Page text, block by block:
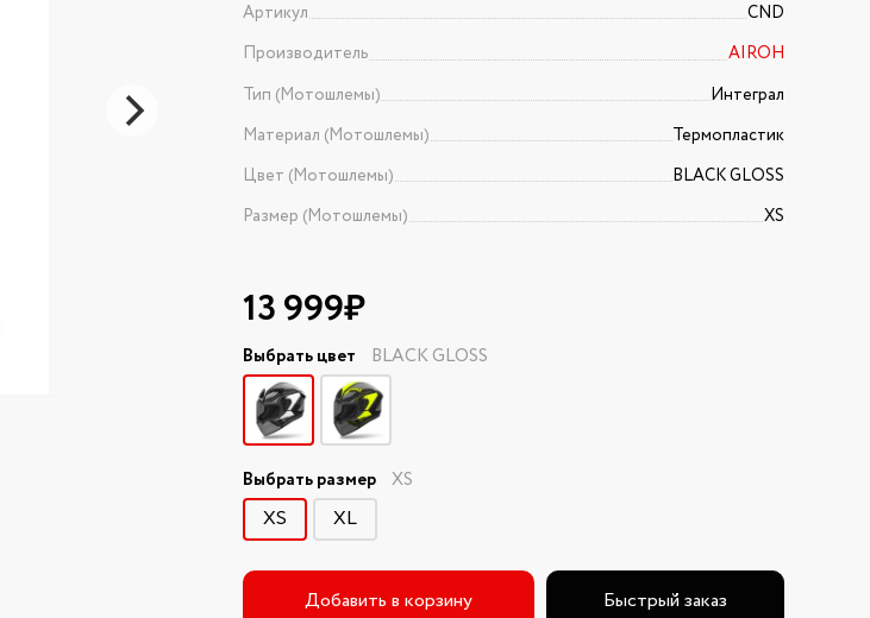
Артикул
CND
Производитель
AIROH
Тип (Мотошлемы)
Интеграл
Материал (Мотошлемы)
Термопластик
Цвет (Мотошлемы)
BLACK GLOSS
Размер (Мотошлемы)
XS
13 999₽
Выбрать цвет BLACK GLOSS
Выбрать размер XS
XS XL
Добавить в корзину Быстрый заказ